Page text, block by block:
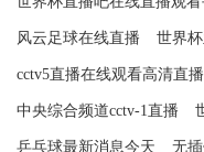
风云足球在线直播 世界
cctv5直播在线观看高清直播
中央综合频道cctv-1直播
乒乓球最新消息今天 无